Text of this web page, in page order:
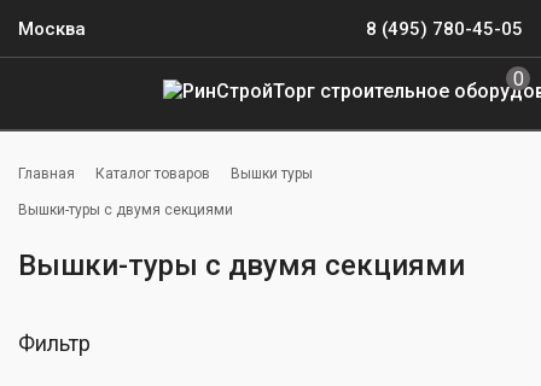
Москва 8 (495) 780-45-05
0
Главная Каталог товаров Вышки туры
Вышки-туры с двумя секциями
Вышки-туры с двумя секциями
Фильтр